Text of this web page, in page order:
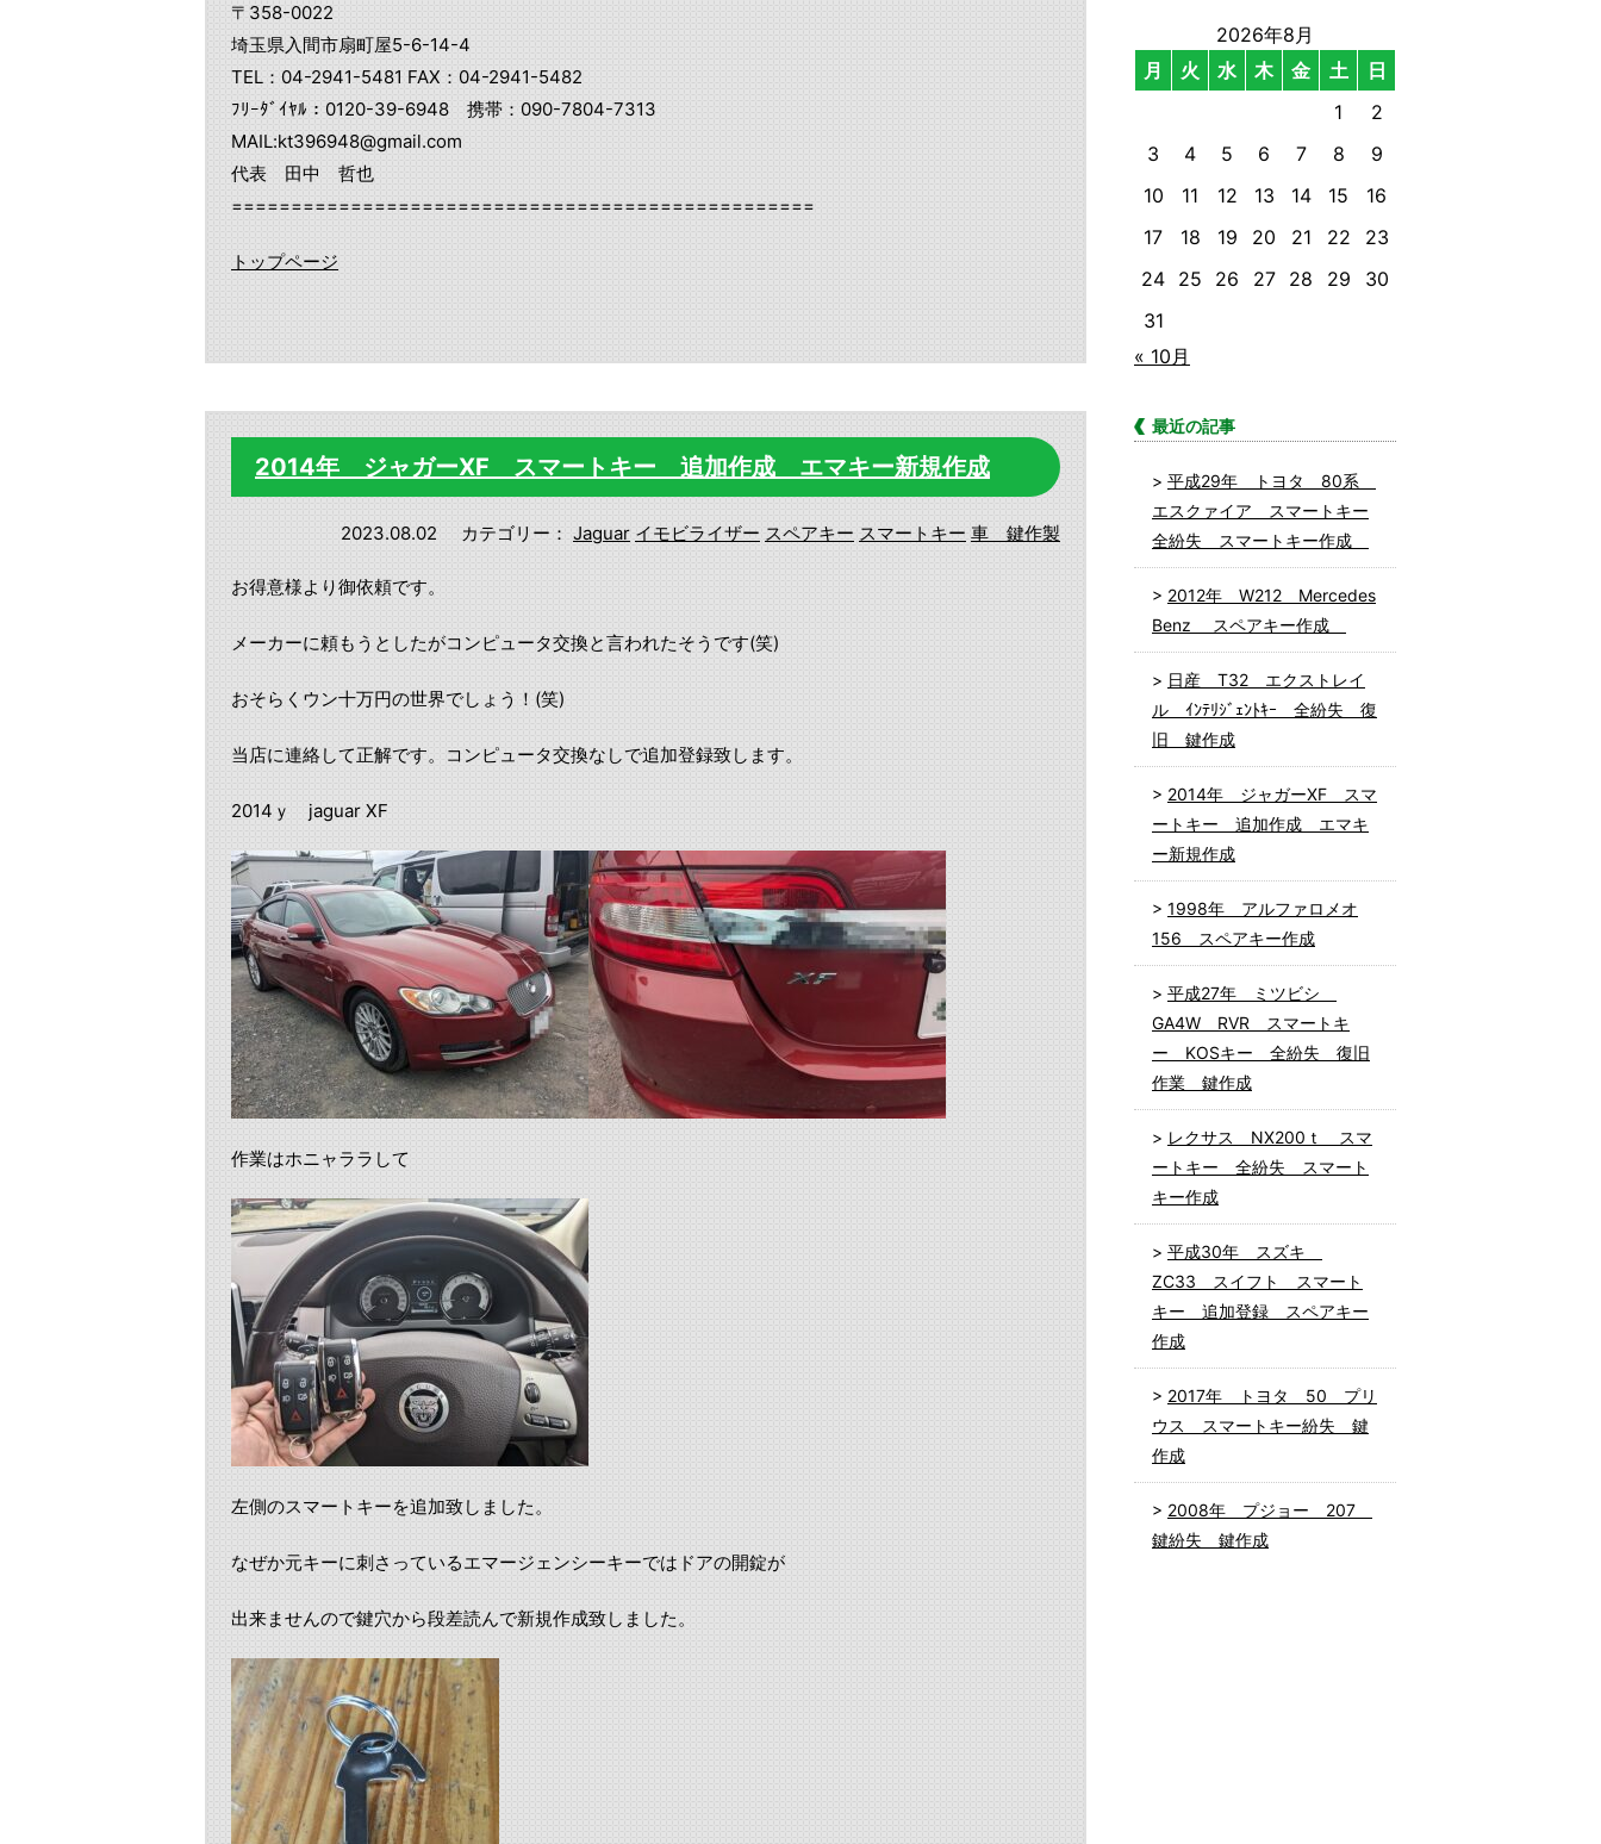
〒358-0022
埼玉県入間市扇町屋5-6-14-4
TEL：04-2941-5481 FAX：04-2941-5482
ﾌﾘｰﾀﾞｲﾔﾙ：0120-39-6948 携帯：090-7804-7313
MAIL:kt396948@gmail.com
代表 田中 哲也
=================================================
トップページ
2014年 ジャガーXF スマートキー 追加作成 エマキー新規作成
2023.08.02 カテゴリー： Jaguar イモビライザー スペアキー スマートキー 車 鍵作製
お得意様より御依頼です。
メーカーに頼もうとしたがコンピュータ交換と言われたそうです(笑)
おそらくウン十万円の世界でしょう！(笑)
当店に連絡して正解です。コンピュータ交換なしで追加登録致します。
2014ｙ jaguar XF
作業はホニャララして
左側のスマートキーを追加致しました。
なぜか元キーに刺さっているエマージェンシーキーではドアの開錠が
出来ませんので鍵穴から段差読んで新規作成致しました。
2026年8月
月
火 水 木 金 土
日
1
2
3
4 5 6 7 8
9
10
11 12 13 14 15
16
17
18 19 20 21 22
23
24 25 26 27 28 29
30
31
« 10月
最近の記事
平成29年 トヨタ 80系
エスクァイア スマートキー
全紛失 スマートキー作成
2012年 W212 Mercedes
Benz スペアキー作成
日産 T32 エクストレイ
ル ｲﾝﾃﾘｼﾞｪﾝﾄｷｰ 全紛失 復
旧 鍵作成
2014年 ジャガーXF スマ
ートキー 追加作成 エマキ
ー新規作成
1998年 アルファロメオ
156 スペアキー作成
平成27年 ミツビシ
GA4W RVR スマートキ
ー KOSキー 全紛失 復旧
作業 鍵作成
レクサス NX200ｔ スマ
ートキー 全紛失 スマート
キー作成
平成30年 スズキ
ZC33 スイフト スマート
キー 追加登録 スペアキー
作成
2017年 トヨタ 50 プリ
ウス スマートキー紛失 鍵
作成
2008年 プジョー 207
鍵紛失 鍵作成